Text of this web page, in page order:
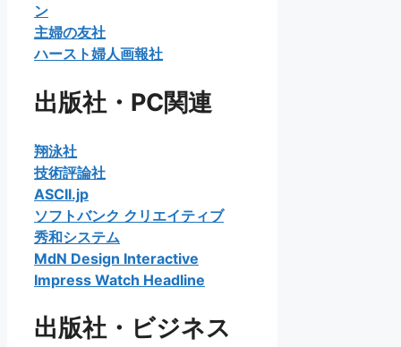
ン
主婦の友社
ハースト婦人画報社
出版社・PC関連
翔泳社
技術評論社
ASCII.jp
ソフトバンク クリエイティブ
秀和システム
MdN Design Interactive
Impress Watch Headline
出版社・ビジネス